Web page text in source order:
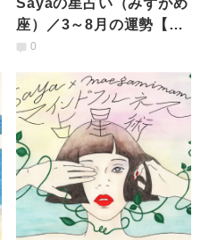
Sayaの星占い（みずがめ
座）／3～8月の運勢【新
しい環境に飛び込みたく
0